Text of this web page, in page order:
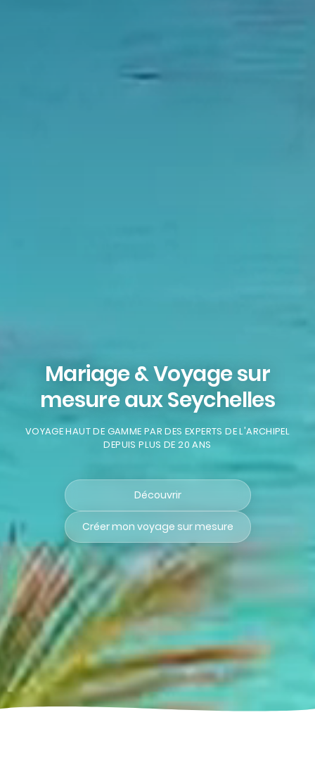
Mariage & Voyage sur
mesure aux Seychelles
VOYAGE HAUT DE GAMME PAR DES EXPERTS DE L'ARCHIPEL
DEPUIS PLUS DE 20 ANS
Découvrir
Créer mon voyage sur mesure